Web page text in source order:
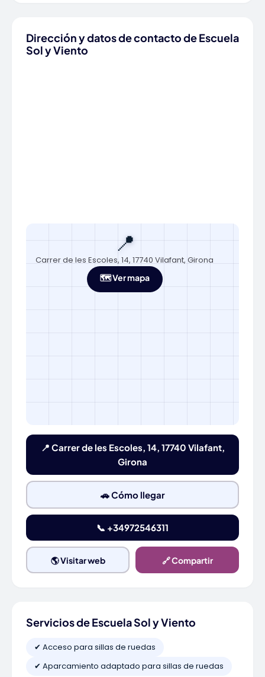
Dirección y datos de contacto de Escuela
Sol y Viento
📍
Carrer de les Escoles, 14, 17740 Vilafant, Girona
🗺️ Ver mapa
📍 Carrer de les Escoles, 14, 17740 Vilafant,
Girona
🚗 Cómo llegar
📞 +34972546311
🌎 Visitar web 🔗 Compartir
Servicios de Escuela Sol y Viento
✔ Acceso para sillas de ruedas
✔ Aparcamiento adaptado para sillas de ruedas